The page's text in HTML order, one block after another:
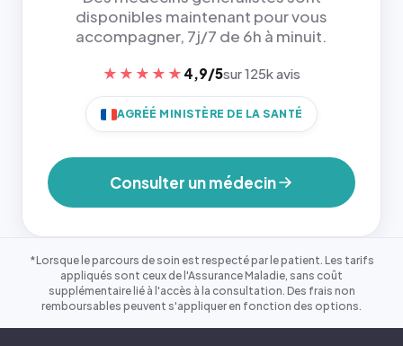
disponibles maintenant pour vous
accompagner, 7j/7 de 6h à minuit.
★★★★★ 4,9/5sur 125k avis
AGRÉÉ MINISTÈRE DE LA SANTÉ
Consulter un médecin
*Lorsque le parcours de soin est respecté par le patient. Les tarifs
appliqués sont ceux de l'Assurance Maladie, sans coût
supplémentaire lié à l'accès à la consultation. Des frais non
remboursables peuvent s'appliquer en fonction des options.